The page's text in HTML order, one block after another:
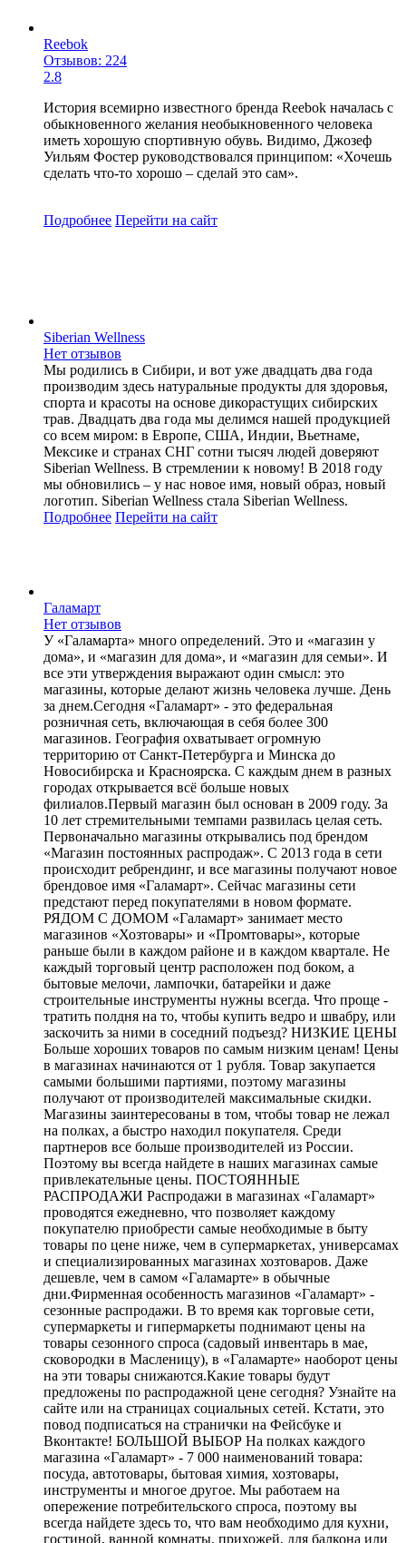
Reebok
Отзывов: 224
2.8
История всемирно известного бренда Reebok началась с
обыкновенного желания необыкновенного человека
иметь хорошую спортивную обувь. Видимо, Джозеф
Уильям Фостер руководствовался принципом: «Хочешь
сделать что-то хорошо – сделай это сам».
Подробнее Перейти на сайт
Siberian Wellness
Нет отзывов
Мы родились в Сибири, и вот уже двадцать два года
производим здесь натуральные продукты для здоровья,
спорта и красоты на основе дикорастущих сибирских
трав. Двадцать два года мы делимся нашей продукцией
со всем миром: в Европе, США, Индии, Вьетнаме,
Мексике и странах СНГ сотни тысяч людей доверяют
Siberian Wellness. В стремлении к новому! В 2018 году
мы обновились – у нас новое имя, новый образ, новый
логотип. Siberian Wellness стала Siberian Wellness.
Подробнее Перейти на сайт
Галамарт
Нет отзывов
У «Галамарта» много определений. Это и «магазин у
дома», и «магазин для дома», и «магазин для семьи». И
все эти утверждения выражают один смысл: это
магазины, которые делают жизнь человека лучше. День
за днем.Сегодня «Галамарт» - это федеральная
розничная сеть, включающая в себя более 300
магазинов. География охватывает огромную
территорию от Санкт-Петербурга и Минска до
Новосибирска и Красноярска. С каждым днем в разных
городах открывается всё больше новых
филиалов.Первый магазин был основан в 2009 году. За
10 лет стремительными темпами развилась целая сеть.
Первоначально магазины открывались под брендом
«Магазин постоянных распродаж». С 2013 года в сети
происходит ребрендинг, и все магазины получают новое
брендовое имя «Галамарт». Сейчас магазины сети
предстают перед покупателями в новом формате.
РЯДОМ С ДОМОМ «Галамарт» занимает место
магазинов «Хозтовары» и «Промтовары», которые
раньше были в каждом районе и в каждом квартале. Не
каждый торговый центр расположен под боком, а
бытовые мелочи, лампочки, батарейки и даже
строительные инструменты нужны всегда. Что проще -
тратить полдня на то, чтобы купить ведро и швабру, или
заскочить за ними в соседний подъезд? НИЗКИЕ ЦЕНЫ
Больше хороших товаров по самым низким ценам! Цены
в магазинах начинаются от 1 рубля. Товар закупается
самыми большими партиями, поэтому магазины
получают от производителей максимальные скидки.
Магазины заинтересованы в том, чтобы товар не лежал
на полках, а быстро находил покупателя. Среди
партнеров все больше производителей из России.
Поэтому вы всегда найдете в наших магазинах самые
привлекательные цены. ПОСТОЯННЫЕ
РАСПРОДАЖИ Распродажи в магазинах «Галамарт»
проводятся ежедневно, что позволяет каждому
покупателю приобрести самые необходимые в быту
товары по цене ниже, чем в супермаркетах, универсамах
и специализированных магазинах хозтоваров. Даже
дешевле, чем в самом «Галамарте» в обычные
дни.Фирменная особенность магазинов «Галамарт» -
сезонные распродажи. В то время как торговые сети,
супермаркеты и гипермаркеты поднимают цены на
товары сезонного спроса (садовый инвентарь в мае,
сковородки в Масленицу), в «Галамарте» наоборот цены
на эти товары снижаются.Какие товары будут
предложены по распродажной цене сегодня? Узнайте на
сайте или на страницах социальных сетей. Кстати, это
повод подписаться на странички на Фейсбуке и
Вконтакте! БОЛЬШОЙ ВЫБОР На полках каждого
магазина «Галамарт» - 7 000 наименований товара:
посуда, автотовары, бытовая химия, хозтовары,
инструменты и многое другое. Мы работаем на
опережение потребительского спроса, поэтому вы
всегда найдете здесь то, что вам необходимо для кухни,
гостиной, ванной комнаты, прихожей, для балкона или